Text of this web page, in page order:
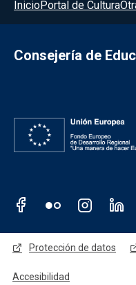
InicioPortal de Cultura
Consejería de
Redes sociales
Menú legal
Protección de datos
Accesibilidad